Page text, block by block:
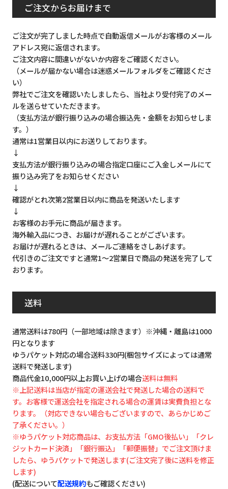
ご注文からお届けまで
ご注文が完了しました時点で自動返信メールがお客様のメール
アドレス宛に返信されます。
ご注文内容に間違いがないか内容をご確認ください。
（メールが届かない場合は迷惑メールフォルダをご確認くださ
い）
弊社でご注文を確認いたしましたら、当社より受付完了のメー
ルを送らせていただきます。
（支払方法が銀行振り込みの場合振込先・金額をお知らせしま
す。）
通常は1営業日以内にお送りしております。
↓
支払方法が銀行振り込みの場合指定口座にご入金しメールにて
振り込み完了をお知らせください
↓
確認がとれ次第2営業日以内に商品を発送いたします
↓
お客様のお手元に商品が届きます。
海外輸入品につき、お届けが遅れることがございます。
お届けが遅れるときは、メールご連絡をさしあげます。
代引きのご注文ですと通常1～2営業日で商品の発送を完了して
おります。
送料
通常送料は780円（一部地域は除きます）※沖縄・離島は1000
円となります
ゆうパケット対応の場合送料330円(梱包サイズによっては通常
送料で発送します)
商品代金10,000円以上お買い上げの場合送料は無料
※上記送料は当店が指定の運送会社で発送した場合の送料で
す。お客様で運送会社を指定される場合の運賃は実費負担とな
ります。（対応できない場合もございますので、あらかじめご
了承ください。）
※ゆうパケット対応商品は、お支払方法「GMO後払い」「クレ
ジットカード決済」「銀行振込」「郵便振替」でご注文頂けま
したら、ゆうパケットで発送します(ご注文完了後に送料を修正
します)
(配送について配送規約もご確認ください)